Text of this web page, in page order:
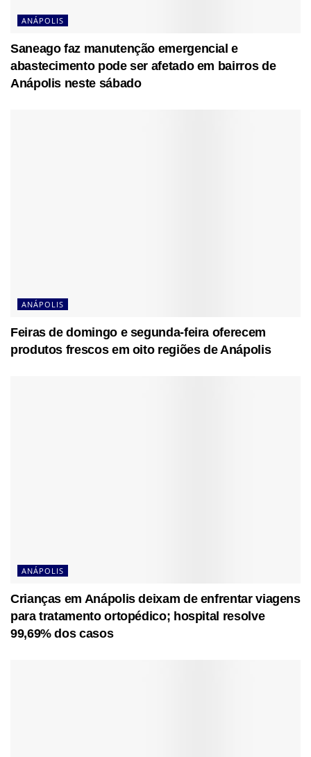
ANÁPOLIS
Saneago faz manutenção emergencial e
abastecimento pode ser afetado em bairros de
Anápolis neste sábado
ANÁPOLIS
Feiras de domingo e segunda-feira oferecem
produtos frescos em oito regiões de Anápolis
ANÁPOLIS
Crianças em Anápolis deixam de enfrentar viagens
para tratamento ortopédico; hospital resolve
99,69% dos casos